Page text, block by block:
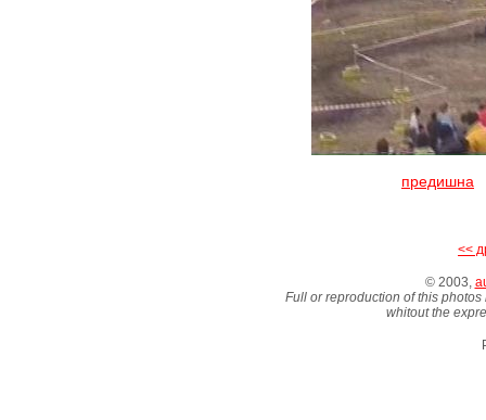
предишна
<<
© 2003,
Full or reproduction of this
whitout the